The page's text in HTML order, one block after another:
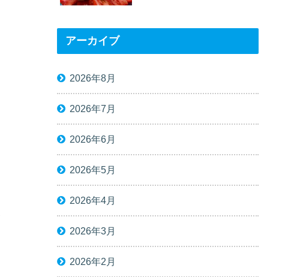
アーカイブ
2026年8月
2026年7月
2026年6月
2026年5月
2026年4月
2026年3月
2026年2月